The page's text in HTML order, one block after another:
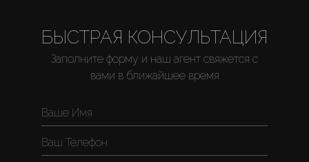
Каталоги
About Us
БЫСТРАЯ КОНСУЛЬТАЦИЯ
Заполните форму и наш агент свяжется с
вами в ближайшее время